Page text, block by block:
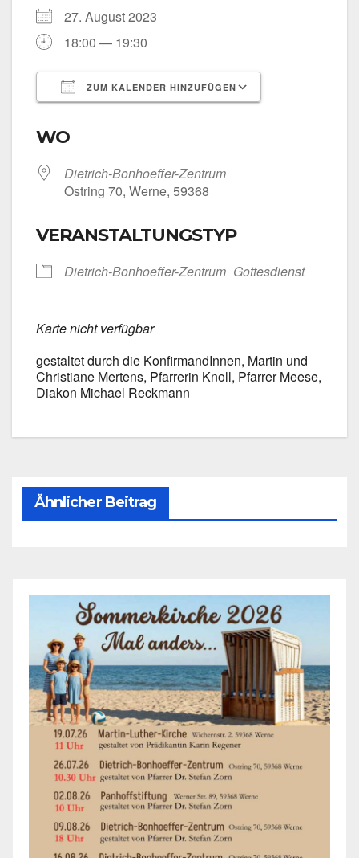
27. August 2023
18:00 — 19:30
ZUM KALENDER HINZUFÜGEN
WO
Dietrich-Bonhoeffer-Zentrum
Ost­ring 70, Wer­ne, 59368
VERANSTALTUNGSTYP
Dietrich-Bonhoeffer-Zentrum Got­tes­dienst
Kar­te nicht ver­füg­bar
gestal­tet durch die Kon­fir­man­dIn­nen, Mar­tin und
Chris­tia­ne Mer­tens, Pfar­re­rin Knoll, Pfar­rer Mee­se,
Dia­kon Micha­el Reck­mann
Ähnlicher Beitrag